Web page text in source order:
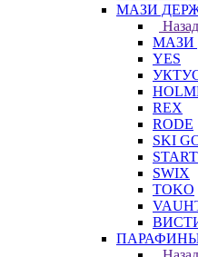
МАЗИ
Назад
МАЗИ
YES
REX
RODE
SKI
START
SWIX
TOKO